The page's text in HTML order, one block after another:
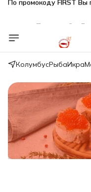
🎁 Бесплатная
КолумбусРыбаИкра